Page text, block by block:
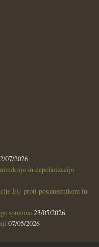
07/2026
in depolarizacijo
EU proti posameznikom in
spomina 23/05/2026
07/05/2026